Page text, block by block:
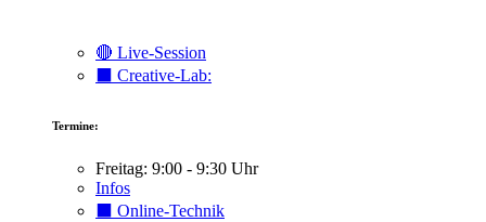
🔴 Live-Session
⬛️ Creative-Lab:
Termine:
Freitag: 9:00 - 9:30 Uhr
Infos
⬛️ Online-Technik